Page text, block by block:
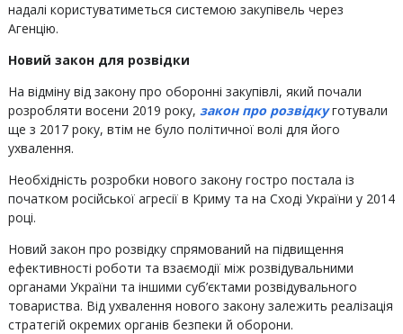
надалі користуватиметься системою закупівель через
Агенцію.
Новий закон для розвідки
На відміну від закону про оборонні закупівлі, який почали
розробляти восени 2019 року, закон про розвідкуготували
ще з 2017 року, втім не було політичної волі для його
ухвалення.
Необхідність розробки нового закону гостро постала із
початком російської агресії в Криму та на Сході України у 2014
році.
Новий закон про розвідку спрямований на підвищення
ефективності роботи та взаємодії між розвідувальними
органами України та іншими суб’єктами розвідувального
товариства. Від ухвалення нового закону залежить реалізація
стратегій окремих органів безпеки й оборони.